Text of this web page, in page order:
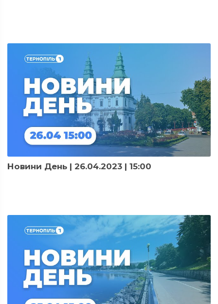
Новини День | 26.04.2023 | 15:00